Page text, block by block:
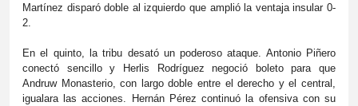
Martínez disparó doble al izquierdo que amplió la ventaja insular 0-
2.
En el quinto, la tribu desató un poderoso ataque. Antonio Piñero
conectó sencillo y Herlis Rodríguez negoció boleto para que
Andruw Monasterio, con largo doble entre el derecho y el central,
igualara las acciones. Hernán Pérez continuó la ofensiva con su